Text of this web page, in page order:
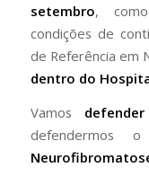
setembro,
condições de
de Referência em
dentro do
Vamos
defendermos